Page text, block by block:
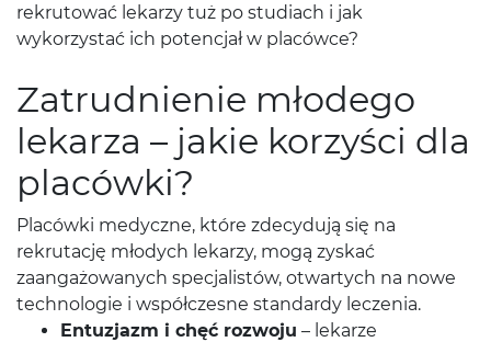
rekrutować lekarzy tuż po studiach i jak
wykorzystać ich potencjał w placówce?
Zatrudnienie młodego
lekarza – jakie korzyści dla
placówki?
Placówki medyczne, które zdecydują się na
rekrutację młodych lekarzy, mogą zyskać
zaangażowanych specjalistów, otwartych na nowe
technologie i współczesne standardy leczenia.
Entuzjazm i chęć rozwoju – lekarze